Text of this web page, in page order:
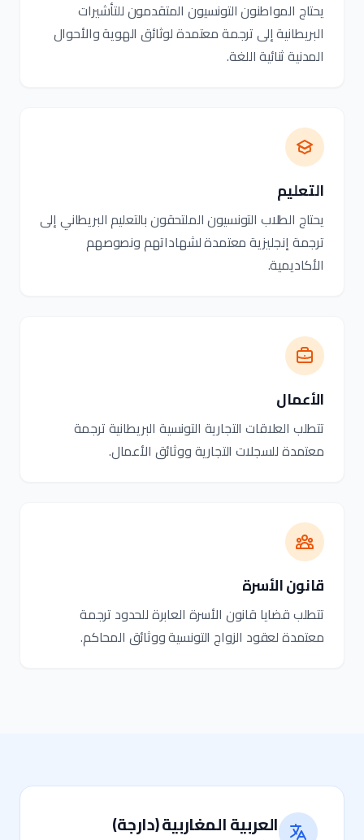
يحتاج المواطنون التونسيون المتقدمون للتأشيرات
البريطانية إلى ترجمة معتمدة لوثائق الهوية والأحوال
المدنية ثنائية اللغة.
التعليم
يحتاج الطلاب التونسيون الملتحقون بالتعليم البريطاني إلى
ترجمة إنجليزية معتمدة لشهاداتهم ونصوصهم
الأكاديمية.
الأعمال
تتطلب العلاقات التجارية التونسية البريطانية ترجمة
معتمدة للسجلات التجارية ووثائق الأعمال.
قانون الأسرة
تتطلب قضايا قانون الأسرة العابرة للحدود ترجمة
معتمدة لعقود الزواج التونسية ووثائق المحاكم.
العربية المغاربية (دارجة)